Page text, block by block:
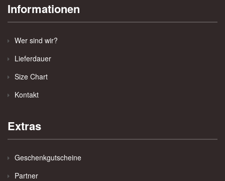
Informationen
Wer sind wir?
Lieferdauer
Size Chart
Kontakt
Extras
Geschenkgutscheine
Partner